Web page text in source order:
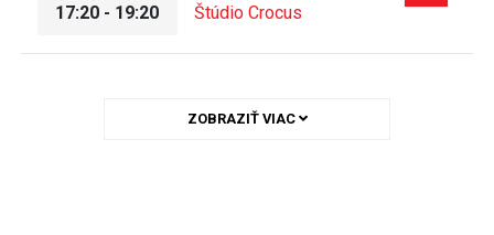
17:20 - 19:20
Štúdio Crocus
ZOBRAZIŤ VIAC